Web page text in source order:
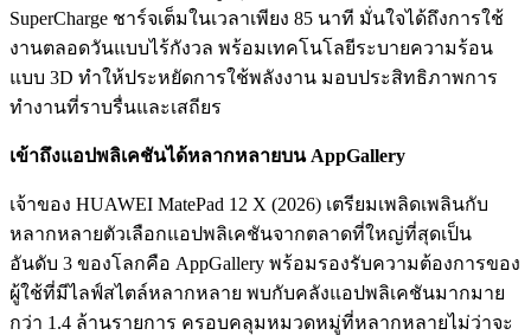
SuperCharge ชาร์จเต็มในเวลาเพียง 85 นาที มั่นใจได้ถึงการใช้
งานตลอดวันแบบไร้กังวล พร้อมเทคโนโลยีระบายความร้อน
แบบ 3D ทำให้ประหยัดการใช้พลังงาน มอบประสิทธิภาพการ
ทำงานที่ราบรื่นและเสถียร
เข้าถึงแอปพลิเคชันได้หลากหลายบน AppGallery
เจ้าของ HUAWEI MatePad 12 X (2026) เตรียมเพลิดเพลินกับ
หลากหลายตัวเลือกแอปพลิเคชันจากตลาดที่ใหญ่ที่สุดเป็น
อันดับ 3 ของโลกคือ AppGallery พร้อมรองรับความต้องการของ
ผู้ใช้ที่มีไลฟ์สไตล์หลากหลาย พบกับคลังแอปพลิเคชันมากมาย
กว่า 1.4 ล้านรายการ ครอบคลุมหมวดหมู่ที่หลากหลายไม่ว่าจะ